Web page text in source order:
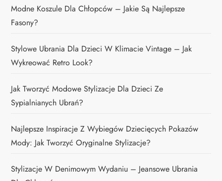
Modne Koszule Dla Chłopców – Jakie Są Najlepsze
Fasony?
Stylowe Ubrania Dla Dzieci W Klimacie Vintage – Jak
Wykreować Retro Look?
Jak Tworzyć Modowe Stylizacje Dla Dzieci Ze
Sypialnianych Ubrań?
Najlepsze Inspiracje Z Wybiegów Dziecięcych Pokazów
Mody: Jak Tworzyć Oryginalne Stylizacje?
Stylizacje W Denimowym Wydaniu – Jeansowe Ubrania